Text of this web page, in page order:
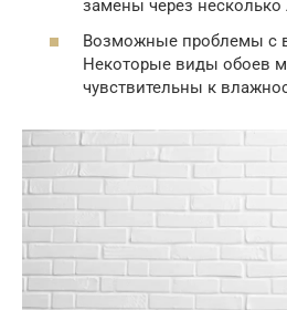
замены через несколько
Возможные проблемы с
Некоторые виды обоев
чувствительны к